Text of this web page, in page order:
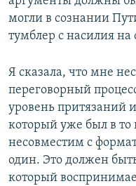
могли в сознании
тумблер с насилия на
Я сказала, что мне
переговорный
уровень притязаний
который уже был в то
несовместим с
один. Это должен
который